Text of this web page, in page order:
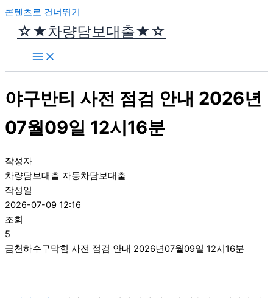
콘텐츠로 건너뛰기
☆★차량담보대출★☆
야구반티 사전 점검 안내 2026년
07월09일 12시16분
작성자
차량담보대출 자동차담보대출
작성일
2026-07-09 12:16
조회
5
금천하수구막힘 사전 점검 안내 2026년07월09일 12시16분